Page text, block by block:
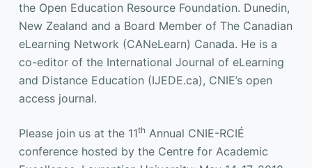
the Open Education Resource Foundation. Dunedin,
New Zealand and a Board Member of The Canadian
eLearning Network (CANeLearn) Canada. He is a
co-editor of the International Journal of eLearning
and Distance Education (IJEDE.ca), CNIE’s open
access journal.
Please join us at the 11thAnnual CNIE-RCIÉ
conference hosted by the Centre for Academic